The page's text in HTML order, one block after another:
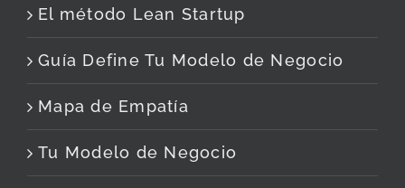
El método Lean Startup
Guía Define Tu Modelo de Negocio
Mapa de Empatía
Tu Modelo de Negocio